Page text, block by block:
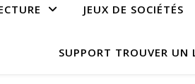
JEUX DE SOCIÉTÉS
SUPPORT TROUVER UN